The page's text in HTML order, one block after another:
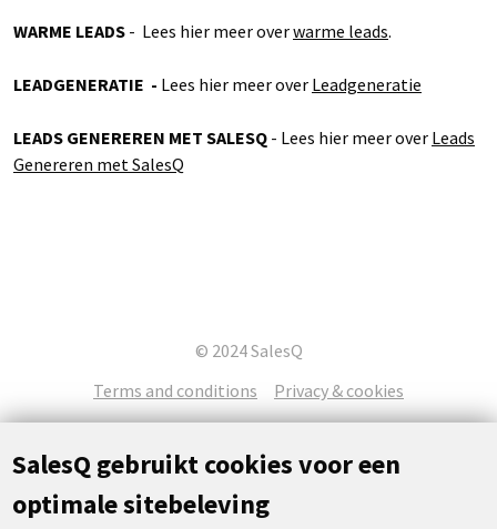
WARME LEADS - Lees hier meer overwarme leads.
LEADGENERATIE - Lees hier meer over Leadgeneratie
LEADS GENEREREN MET SALESQ - Lees hier meer over Leads
Genereren met SalesQ
© 2024 SalesQ
Terms and conditions
Privacy & cookies
SalesQ gebruikt cookies voor een
optimale sitebeleving